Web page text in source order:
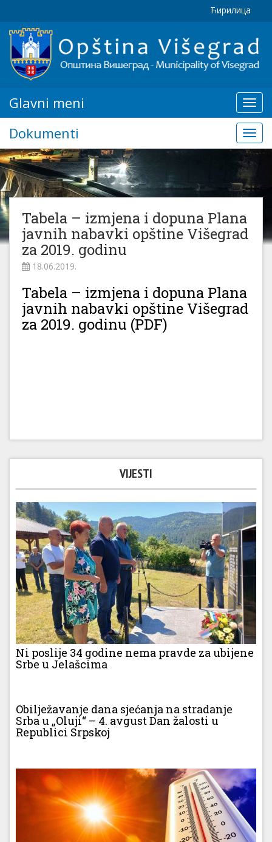
Ћирилица
Glavni
meni
Glavni meni
Dokumenti
Tabela – izmjena i dopuna Plana
javnih nabavki opštine Višegrad
za 2019. godinu
18.06.2019.
Tabela – izmjena i dopuna Plana
javnih nabavki opštine Višegrad
za 2019. godinu (PDF)
VIJESTI
Ni poslije 34 godine nema pravde za ubijene
Srbe u Jelašcima
Obilježavanje dana sjećanja na stradanje
Srba u „Oluji“ – 4. avgust Dan žalosti u
Republici Srpskoj